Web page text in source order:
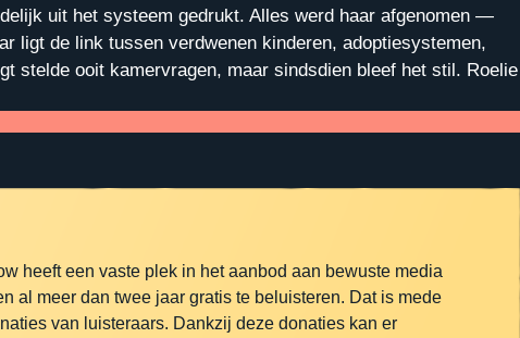
uit het systeem gedrukt. Alles werd haar afgenomen —
ligt de link tussen verdwenen kinderen, adoptiesystemen,
stelde ooit kamervragen, maar sindsdien bleef het stil. Roelie
heeft een vaste plek in het aanbod aan bewuste media
al meer dan twee jaar gratis te beluisteren. Dat is mede
van luisteraars. Dankzij deze donaties kan er